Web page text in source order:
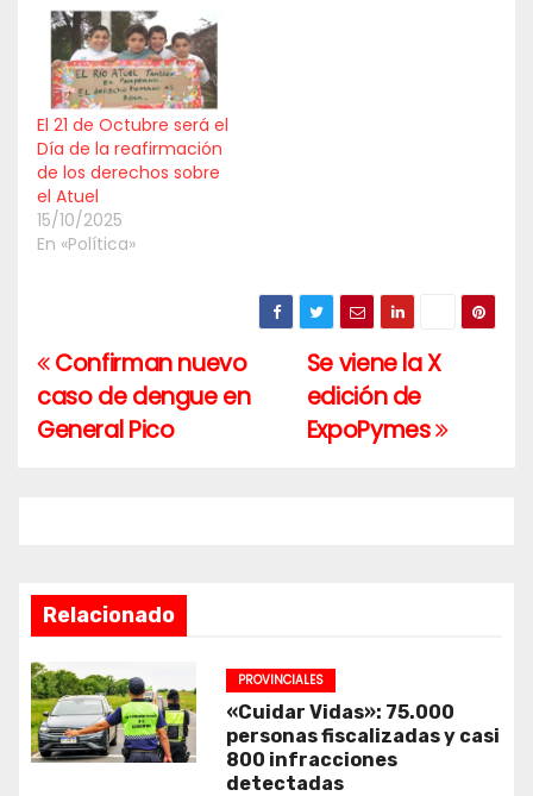
El 21 de Octubre será el
Día de la reafirmación
de los derechos sobre
el Atuel
15/10/2025
En «Política»
Navegación
de
Se viene la X
edición de
ExpoPymes
Confirman nuevo
caso de dengue en
General Pico
Relacionado
PROVINCIALES
«Cuidar Vidas»: 75.000
personas fiscalizadas y casi
800 infracciones
detectadas